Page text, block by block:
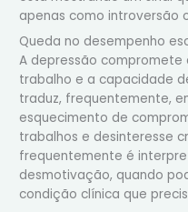
apenas como introversão
Queda no desempenho
A depressão
trabalho e a capacidade
traduz, frequentemente,
esquecimento de
trabalhos e desinteresse
frequentemente é
desmotivação, quando
condição clínica que